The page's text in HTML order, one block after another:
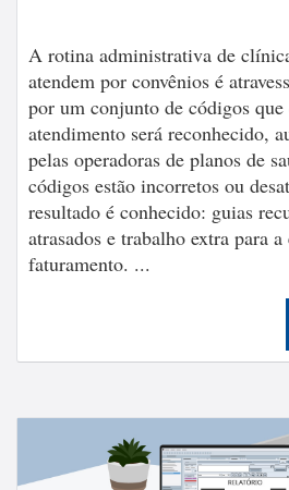
A rotina administrativa de
atendem por convênios é
por um conjunto de códigos
atendimento será reconhecido,
pelas operadoras de planos de
códigos estão incorretos ou
resultado é conhecido: guias
atrasados e trabalho extra para
faturamento. ...